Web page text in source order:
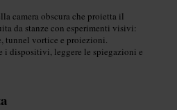
camera obscura che proietta il
da stanze con esperimenti visivi:
tunnel vortice e proiezioni.
i dispositivi, leggere le spiegazioni e